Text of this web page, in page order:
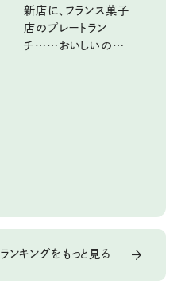
新店に、フランス菓子
店のプレートラン
チ……おいしいのんび
ランキングをもっと見る